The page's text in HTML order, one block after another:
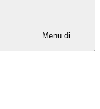
Menu di